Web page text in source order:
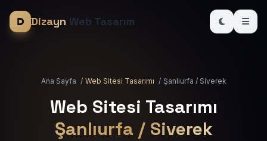
Dizayn Web Tasarım
Ana Sayfa / Web Sitesi Tasarımı / Şanlıurfa / Siverek
Web Sitesi Tasarımı
Şanlıurfa / Siverek